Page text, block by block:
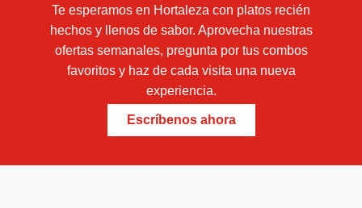
Te esperamos en Hortaleza con platos recién
hechos y llenos de sabor. Aprovecha nuestras
ofertas semanales, pregunta por tus combos
favoritos y haz de cada visita una nueva
experiencia.
Escríbenos ahora